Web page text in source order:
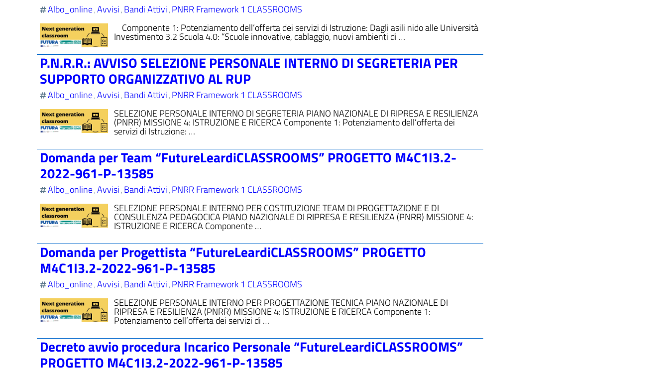
Albo_online,Avvisi, Bandi Attivi, PNRR Framework 1 CLASSROOMS
Componente 1: Potenziamento dell’offerta dei servizi di Istruzione: Dagli asili nido alle Università
Investimento 3.2 Scuola 4.0: “Scuole innovative, cablaggio, nuovi ambienti di …
P.N.R.R.: AVVISO SELEZIONE PERSONALE INTERNO DI SEGRETERIA PER
SUPPORTO ORGANIZZATIVO AL RUP
Albo_online,Avvisi, Bandi Attivi, PNRR Framework 1 CLASSROOMS
SELEZIONE PERSONALE INTERNO DI SEGRETERIA PIANO NAZIONALE DI RIPRESA E RESILIENZA
(PNRR) MISSIONE 4: ISTRUZIONE E RICERCA Componente 1: Potenziamento dell’offerta dei
servizi di Istruzione: …
Domanda per Team “FutureLeardiCLASSROOMS” PROGETTO M4C1I3.2-
2022-961-P-13585
Albo_online,Avvisi, Bandi Attivi, PNRR Framework 1 CLASSROOMS
SELEZIONE PERSONALE INTERNO PER COSTITUZIONE TEAM DI PROGETTAZIONE E DI
CONSULENZA PEDAGOCICA PIANO NAZIONALE DI RIPRESA E RESILIENZA (PNRR) MISSIONE 4:
ISTRUZIONE E RICERCA Componente …
Domanda per Progettista “FutureLeardiCLASSROOMS” PROGETTO
M4C1I3.2-2022-961-P-13585
Albo_online,Avvisi, Bandi Attivi, PNRR Framework 1 CLASSROOMS
SELEZIONE PERSONALE INTERNO PER PROGETTAZIONE TECNICA PIANO NAZIONALE DI
RIPRESA E RESILIENZA (PNRR) MISSIONE 4: ISTRUZIONE E RICERCA Componente 1:
Potenziamento dell’offerta dei servizi di …
Decreto avvio procedura Incarico Personale “FutureLeardiCLASSROOMS”
PROGETTO M4C1I3.2-2022-961-P-13585